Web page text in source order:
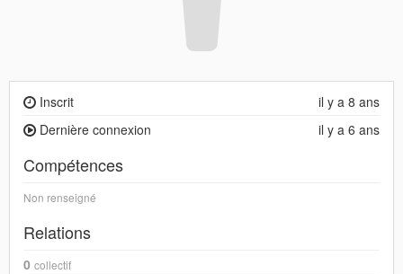
il y a 8 ans
Inscrit
il y a 6 ans
Dernière connexion
Compétences
Non renseigné
Relations
0 collectif